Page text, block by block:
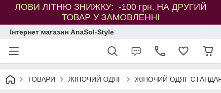
ЛОВИ ЛІТНЮ ЗНИЖКУ: -100 грн. НА ДРУГИЙ
ТОВАР У ЗАМОВЛЕННІ
Інтернет магазин AnaSol-Style
ТОВАРИ ЖІНОЧИЙ ОДЯГ ЖІНОЧИЙ ОДЯГ